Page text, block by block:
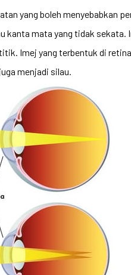
yang boleh menyebabkan
kanta mata yang tidak sekata.
Imej yang terbentuk di
menjadi silau.